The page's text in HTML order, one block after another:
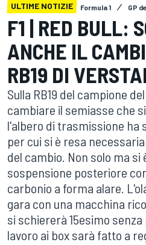
ULTIME NOTIZIE Formula 1 GP
F1 | RED BULL:
ANCHE IL
RB19 DI
Sulla RB19 del campione
cambiare il semiasse che
l'albero di trasmissione ha
per cui si è resa
del cambio. Non solo ma si
sospensione posteriore
carbonio a forma alare.
gara con una macchina
si schiererà 15esimo
lavoro ai box sarà fatto a